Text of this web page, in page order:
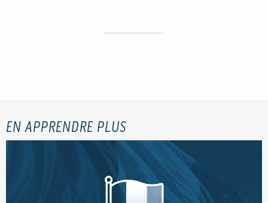
EN APPRENDRE PLUS